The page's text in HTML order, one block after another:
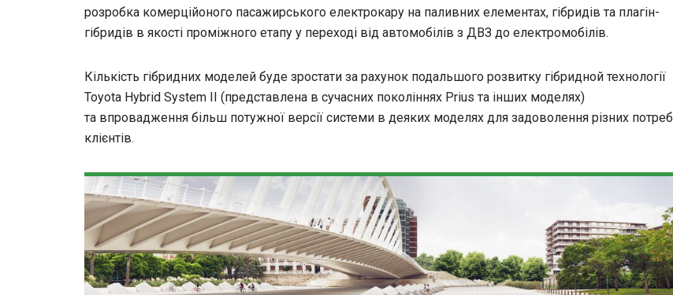
розробка комерційоного пасажирського електрокару на паливних елементах, гібридів та плагін-
гібридів в якості проміжного етапу у переході від автомобілів з ДВЗ до електромобілів.
Кількість гібридних моделей буде зростати за рахунок подальшого розвитку гібридной технології
Toyota Hybrid System II (представлена в сучасних поколіннях Prius та інших моделях)
та впровадження більш потужної версії системи в деяких моделях для задоволення різних потреб
клієнтів.